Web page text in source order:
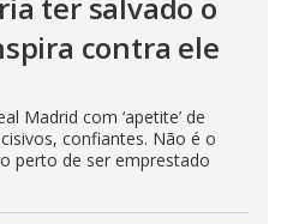
ter salvado o
contra ele
Madrid com ‘apetite’ de
confiantes. Não é o
perto de ser emprestado